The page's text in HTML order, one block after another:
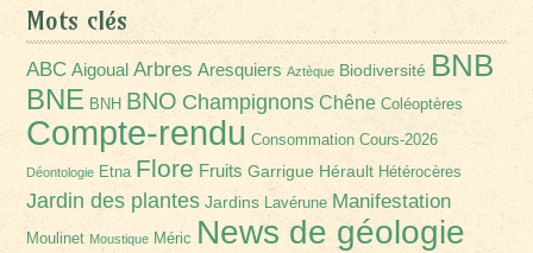
Mots clés
ABC Aigoual Arbres Aresquiers Aztèque Biodiversité BNB
BNE BNH BNO Champignons Chêne Coléoptères
Compte-rendu Consommation Cours-2026
Déontologie Etna Flore Fruits Garrigue Hérault Hétérocères
Jardin des plantes Jardins Lavérune Manifestation
Moulinet Moustique Méric News de géologie